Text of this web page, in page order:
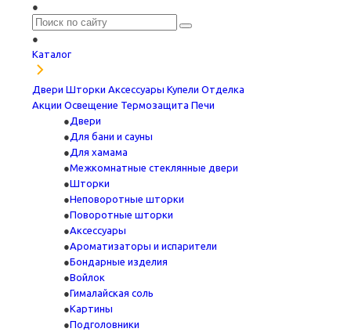
Каталог
Двери Шторки Аксессуары Купели Отделка
Акции Освещение Термозащита Печи
Двери
Для бани и сауны
Для хамама
Межкомнатные стеклянные двери
Шторки
Неповоротные шторки
Поворотные шторки
Аксессуары
Ароматизаторы и испарители
Бондарные изделия
Войлок
Гималайская соль
Картины
Подголовники